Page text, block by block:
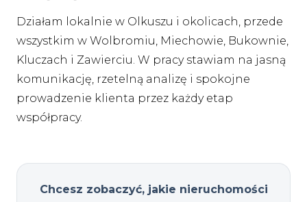
Działam lokalnie w Olkuszu i okolicach, przede
wszystkim w Wolbromiu, Miechowie, Bukownie,
Kluczach i Zawierciu. W pracy stawiam na jasną
komunikację, rzetelną analizę i spokojne
prowadzenie klienta przez każdy etap
współpracy.
Chcesz zobaczyć, jakie nieruchomości